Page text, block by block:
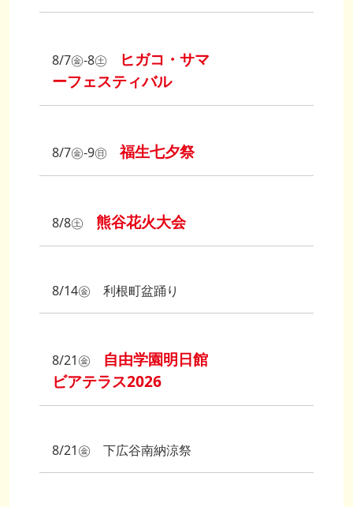
8/7㊎‐8㊏
ヒガコ・サマ
ーフェスティバル
8/7㊎‐9㊐福生七夕祭
8/8㊏ 熊谷花火大会
8/14㊎ 利根町盆踊り
8/21㊎
自由学園明日館
ビアテラス2026
8/21㊎ 下広谷南納涼祭